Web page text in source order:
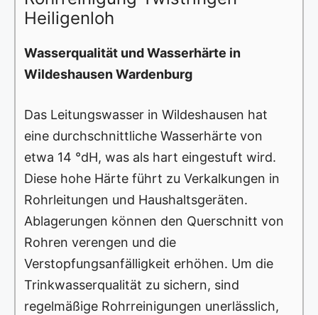
Heiligenloh
Wasserqualität und Wasserhärte in
Wildeshausen Wardenburg
Das Leitungswasser in Wildeshausen hat
eine durchschnittliche Wasserhärte von
etwa 14 °dH, was als hart eingestuft wird.
Diese hohe Härte führt zu Verkalkungen in
Rohrleitungen und Haushaltsgeräten.
Ablagerungen können den Querschnitt von
Rohren verengen und die
Verstopfungsanfälligkeit erhöhen. Um die
Trinkwasserqualität zu sichern, sind
regelmäßige Rohrreinigungen unerlässlich,